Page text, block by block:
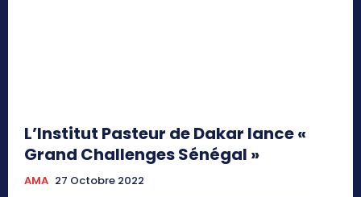
L’Institut Pasteur de Dakar lance «
Grand Challenges Sénégal »
AMA 27 Octobre 2022